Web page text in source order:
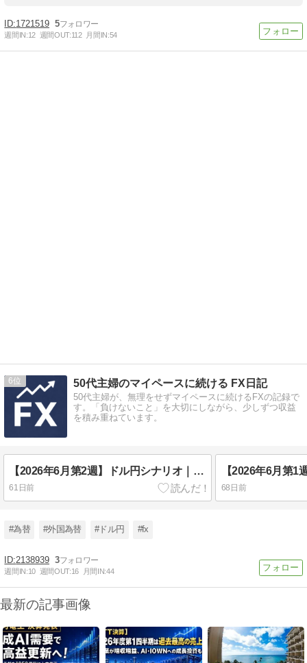
1721519 5
週間IN:12 週間OUT:112 月間IN:54
6 50代主婦のマイペースに続ける FX日記
50代主婦が、無理をせずマイペースに続けるFXの記録で
す。「負けないこと」を大切にしながら、少しずつ収益
を積み重ねています。
【2026年6月第2週】ドル円シナリオ｜上昇トレンド継続か、それとも160円台定着が試される一週間
61日前 68日前
#為替 #外国為替 #ドル円 #fx
2138939 3
週間IN:10 週間OUT:16 月間IN:44
最新の記事画像